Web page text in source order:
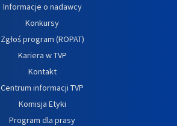
Informacje o nadawcy
Konkursy
Zgłoś program (ROPAT)
Kariera w TVP
Kontakt
Centrum informacji TVP
Komisja Etyki
Program dla prasy